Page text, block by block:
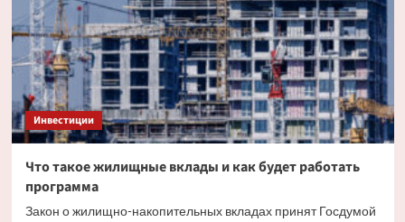
Инвестиции
Что такое жилищные вклады и как будет работать
программа
Закон о жилищно-накопительных вкладах принят Госдумой